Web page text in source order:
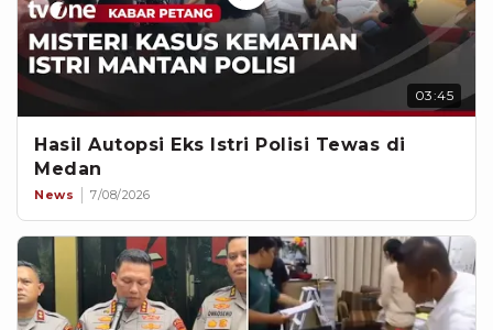
03:45
Hasil Autopsi Eks Istri Polisi Tewas di
Medan
News 7/08/2026